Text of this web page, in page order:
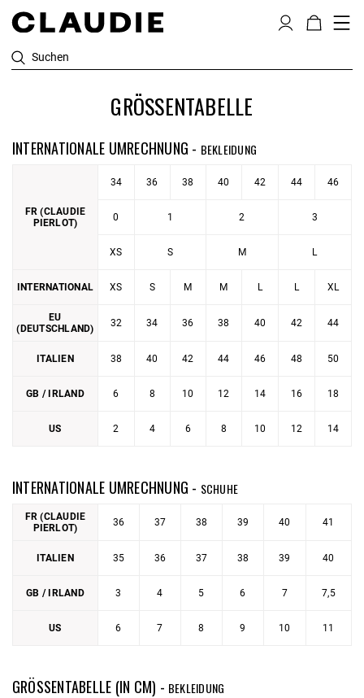
Suchen
GRÖSSENTABELLE
INTERNATIONALE UMRECHNUNG - BEKLEIDUNG
FR (CLAUDIE
PIERLOT)
34 36 38 40 42 44 46
0 1 2 3
XS S M L
INTERNATIONAL XS S M M L L XL
EU
(DEUTSCHLAND)
32 34 36 38 40 42 44
ITALIEN 38 40 42 44 46 48 50
GB / IRLAND 6 8 10 12 14 16 18
US 2 4 6 8 10 12 14
INTERNATIONALE UMRECHNUNG - SCHUHE
FR (CLAUDIE
PIERLOT)
36 37 38 39 40 41
ITALIEN 35 36 37 38 39 40
GB / IRLAND 3 4 5 6 7 7,5
US 6 7 8 9 10 11
GRÖSSENTABELLE (IN CM) - BEKLEIDUNG